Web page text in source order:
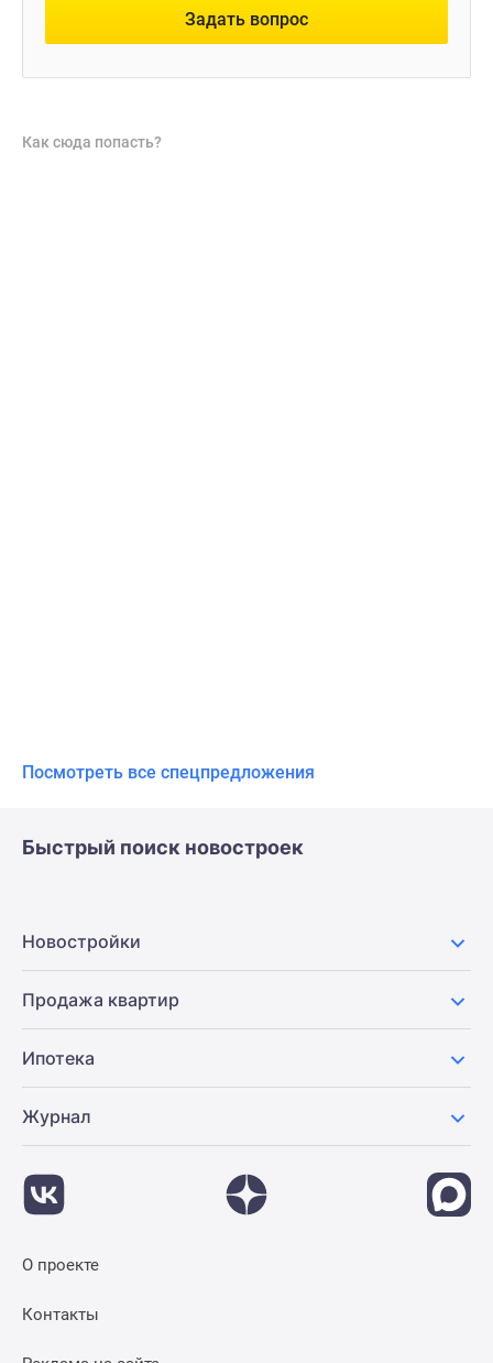
Задать вопрос
Как сюда попасть?
Посмотреть все спецпредложения
Быстрый поиск новостроек
Новостройки
Продажа квартир
Ипотека
Журнал
О проекте
Контакты